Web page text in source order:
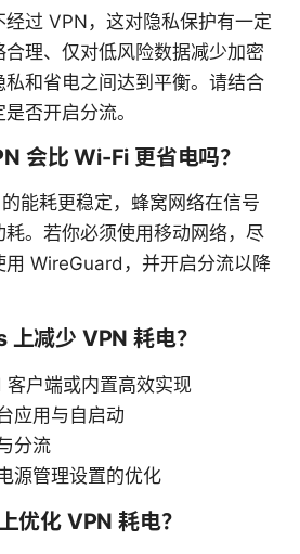
过 VPN，这对隐私保护有一定
理、仅对低风险数据减少加密
和省电之间达到平衡。请结合
否开启分流。
会比 Wi-Fi 更省电吗？
能耗更稳定，蜂窝网络在信号
。若你必须使用移动网络，尽
用 WireGuard，并开启分流以降
减少 VPN 耗电？
户端或内置高效实现
应用与自启动
分流
源管理设置的优化
优化 VPN 耗电？